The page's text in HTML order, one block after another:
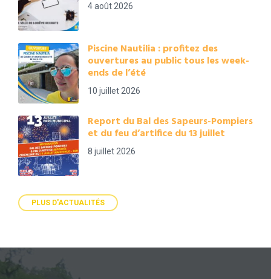
4 août 2026
Piscine Nautilia : profitez des
ouvertures au public tous les week-
ends de l’été
10 juillet 2026
Report du Bal des Sapeurs-Pompiers
et du feu d’artifice du 13 juillet
8 juillet 2026
PLUS D'ACTUALITÉS